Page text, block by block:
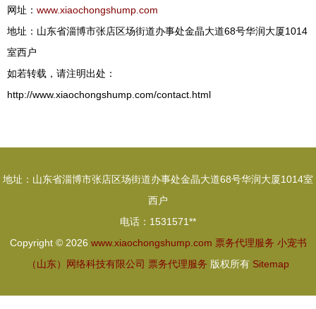
网址： www.xiaochongshump.com
地址：山东省淄博市张店区场街道办事处金晶大道68号华润大厦1014
室西户
如若转载，请注明出处：
http://www.xiaochongshump.com/contact.html
地址：山东省淄博市张店区场街道办事处金晶大道68号华润大厦1014室
西户
电话：1531571**
Copyright © 2026 www.xiaochongshump.com 票务代理服务 小宠书
（山东）网络科技有限公司 票务代理服务 版权所有 Sitemap